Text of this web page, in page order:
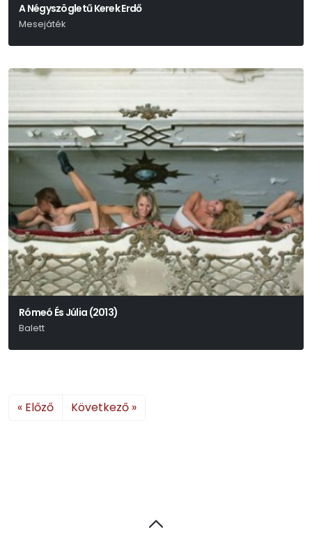
A Négyszögletű Kerek Erdő
Mesejáték
Rómeó És Júlia (2013)
Balett
« Előző Következő »